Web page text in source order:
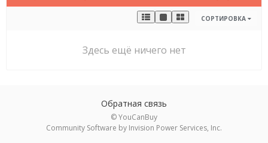
СОРТИРОВКА
Здесь ещё ничего нет
Обратная связь
© YouCanBuy
Community Software by Invision Power Services, Inc.